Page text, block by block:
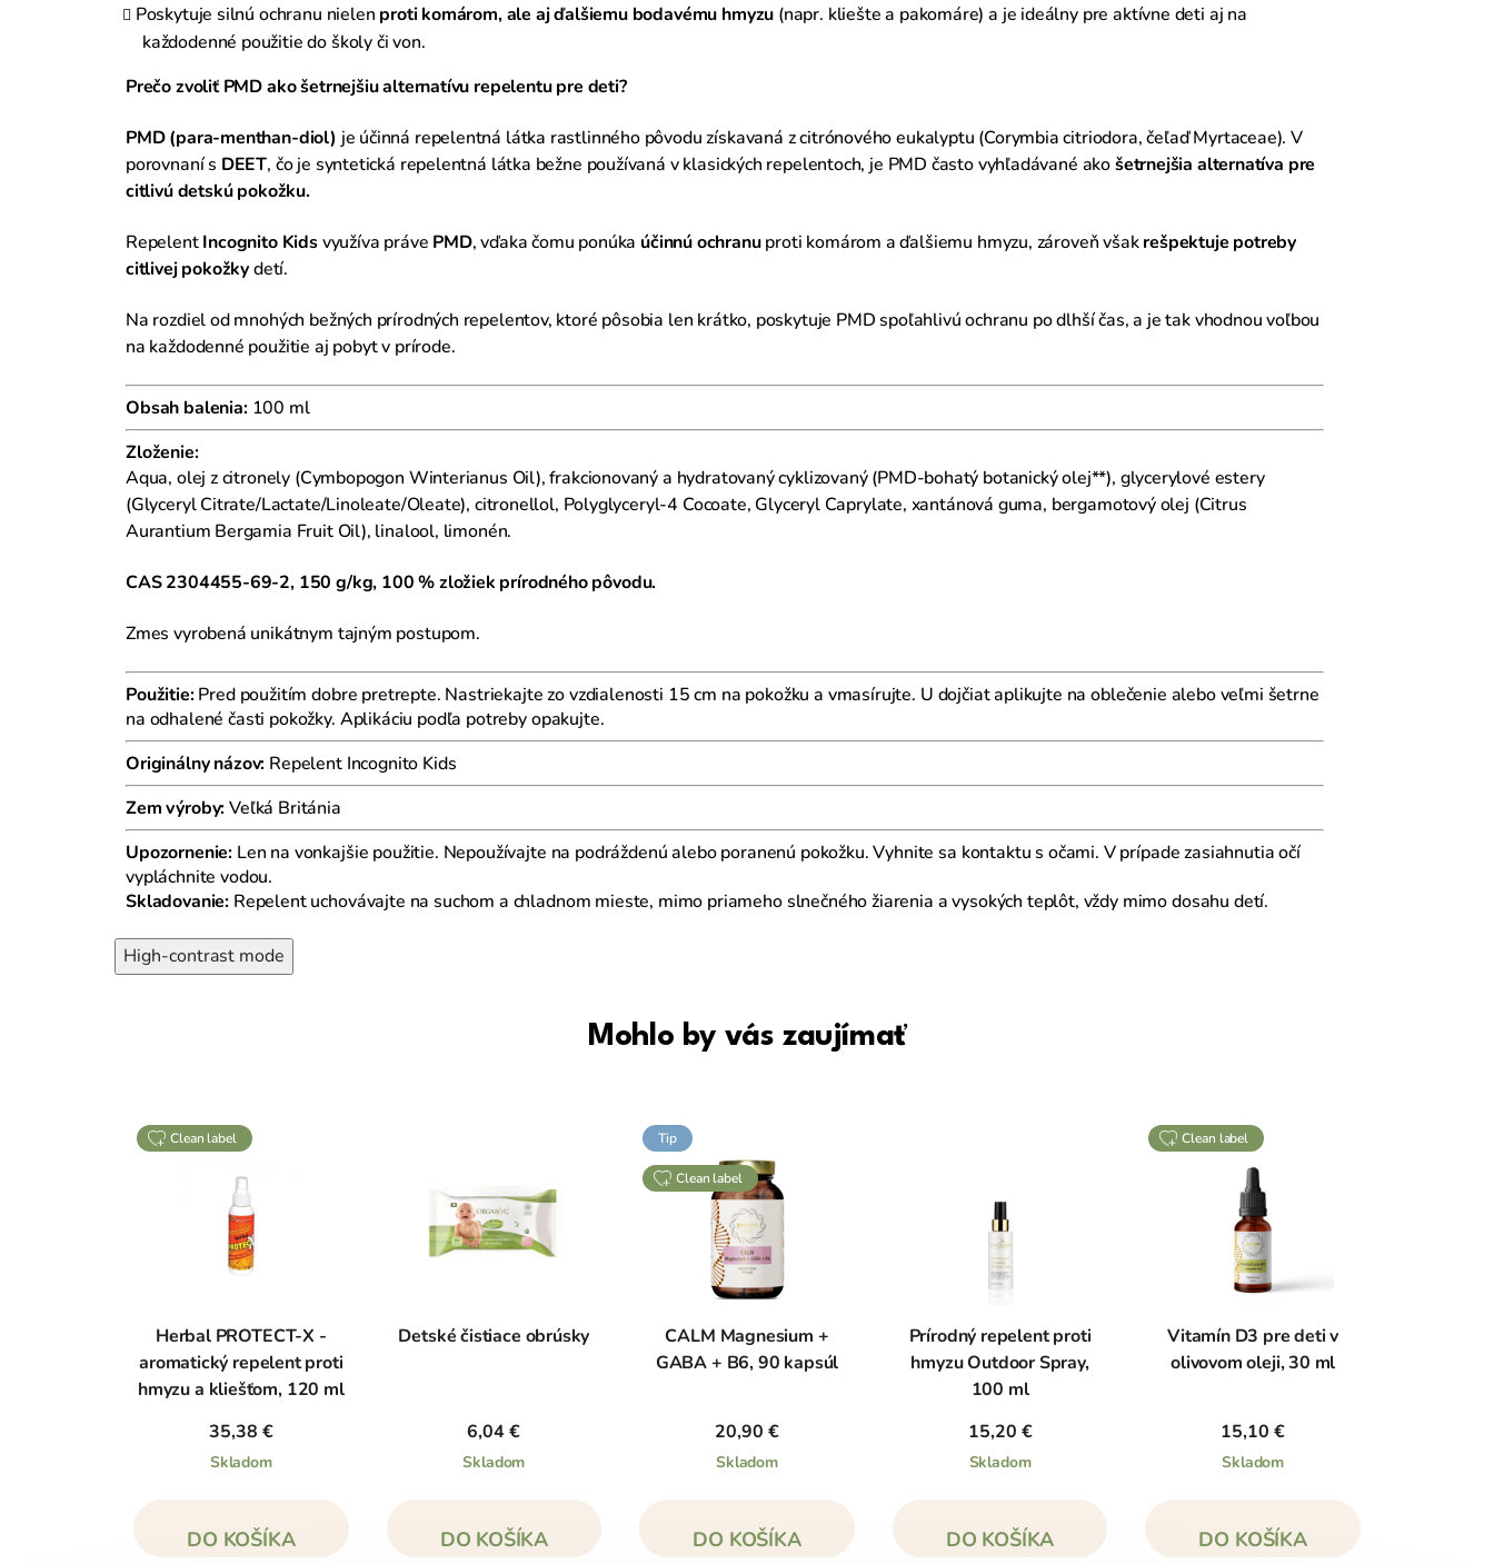
Poskytuje silnú ochranu nielen proti komárom, ale aj ďalšiemu bodavému hmyzu (napr. kliešte a pakomáre) a je ideálny pre aktívne deti aj na
každodenné použitie do školy či von.
Prečo zvoliť PMD ako šetrnejšiu alternatívu repelentu pre deti?
PMD (para-menthan-diol) je účinná repelentná látka rastlinného pôvodu získavaná z citrónového eukalyptu (Corymbia citriodora, čeľaď Myrtaceae). V
porovnaní s DEET, čo je syntetická repelentná látka bežne používaná v klasických repelentoch, je PMD často vyhľadávané akošetrnejšia alternatíva pre
citlivú detskú pokožku.
RepelentIncognito Kidsvyužíva práve PMD, vďaka čomu ponúka účinnú ochranuproti komárom a ďalšiemu hmyzu, zároveň všakrešpektuje potreby
citlivej pokožkydetí.
Na rozdiel od mnohých bežných prírodných repelentov, ktoré pôsobia len krátko, poskytuje PMD spoľahlivú ochranu po dlhší čas, a je tak vhodnou voľbou
na každodenné použitie aj pobyt v prírode.
Obsah balenia:100 ml
Zloženie:
Aqua, olej z citronely (Cymbopogon Winterianus Oil), frakcionovaný a hydratovaný cyklizovaný (PMD-bohatý botanický olej**), glycerylové estery
(Glyceryl Citrate/Lactate/Linoleate/Oleate), citronellol, Polyglyceryl-4 Cocoate, Glyceryl Caprylate, xantánová guma, bergamotový olej (Citrus
Aurantium Bergamia Fruit Oil), linalool, limonén.
CAS 2304455-69-2, 150 g/kg, 100 % zložiek prírodného pôvodu.
Zmes vyrobená unikátnym tajným postupom.
Použitie:Pred použitím dobre pretrepte. Nastriekajte zo vzdialenosti 15 cm na pokožku a vmasírujte. U dojčiat aplikujte na oblečenie alebo veľmi šetrne
na odhalené časti pokožky. Aplikáciu podľa potreby opakujte.
Originálny názov: Repelent Incognito Kids
Zem výroby:Veľká Británia
Upozornenie: Len na vonkajšie použitie. Nepoužívajte na podráždenú alebo poranenú pokožku. Vyhnite sa kontaktu s očami. V prípade zasiahnutia očí
vypláchnite vodou.
Skladovanie: Repelent uchovávajte na suchom a chladnom mieste, mimo priameho slnečného žiarenia a vysokých teplôt, vždy mimo dosahu detí.
High-contrast mode
Mohlo by vás zaujímať
clean label
Herbal PROTECT-X -
aromatický repelent proti
hmyzu a kliešťom, 120 ml
35,38 €
Skladom
DO KOŠÍKA
Detské čistiace obrúsky
6,04 €
Skladom
DO KOŠÍKA
Tip
clean label
CALM Magnesium +
GABA + B6, 90 kapsúl
20,90 €
Skladom
DO KOŠÍKA
Prírodný repelent proti
hmyzu Outdoor Spray,
100 ml
15,20 €
Skladom
DO KOŠÍKA
clean label
Vitamín D3 pre deti v
olivovom oleji, 30 ml
15,10 €
Skladom
DO KOŠÍKA